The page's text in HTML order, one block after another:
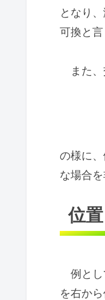
となり
可換と言
また、
の様に
な場合を
位
例とし
を右から